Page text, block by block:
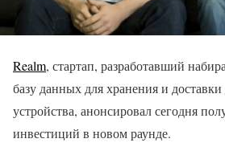
Realm, стартап, разработавший
базу данных для хранения и
устройства, анонсировал сегодня
инвестиций в новом раунде.